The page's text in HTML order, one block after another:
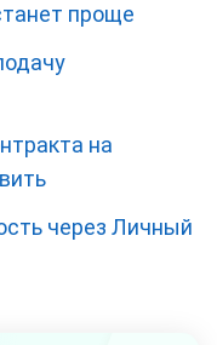
проще
на
через Личный